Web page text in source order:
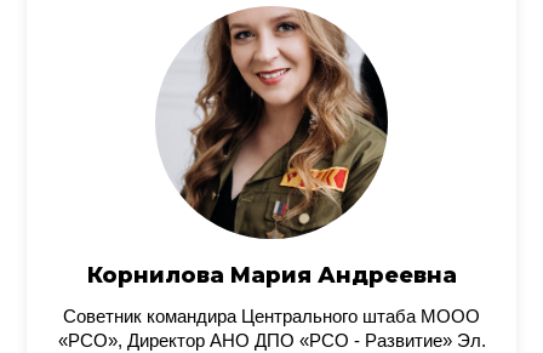
Корнилова Мария Андреевна
Советник командира Центрального штаба МООО
«РСО», Директор АНО ДПО «РСО - Развитие» Эл.